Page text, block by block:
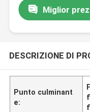
Miglior
DESCRIZIONE DI
Punto culminant
e: